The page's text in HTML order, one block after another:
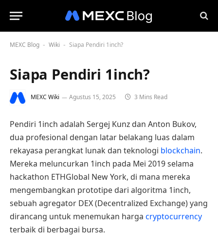
MEXC Blog - Wiki - Siapa Pendiri 1inch?
Siapa Pendiri 1inch?
MEXC Wiki Agustus 15, 2025 3 Mins Read
Pendiri 1inch adalah Sergej Kunz dan Anton Bukov,
dua profesional dengan latar belakang luas dalam
rekayasa perangkat lunak dan teknologi blockchain.
Mereka meluncurkan 1inch pada Mei 2019 selama
hackathon ETHGlobal New York, di mana mereka
mengembangkan prototipe dari algoritma 1inch,
sebuah agregator DEX (Decentralized Exchange) yang
dirancang untuk menemukan harga cryptocurrency
terbaik di berbagai bursa.